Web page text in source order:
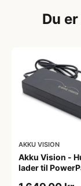
Du
AKKU VISION
Akku Vision -
lader til